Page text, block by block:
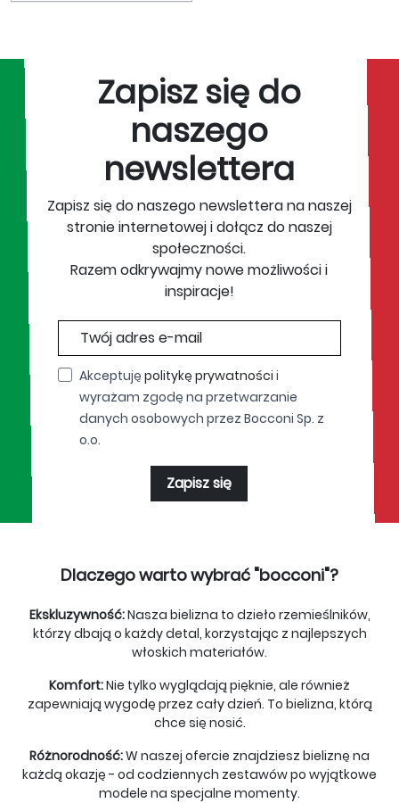
Zapisz się do
naszego
newslettera
Zapisz się do naszego newslettera na naszej
stronie internetowej i dołącz do naszej
społeczności.
Razem odkrywajmy nowe możliwości i
inspiracje!
Akceptujępolitykę prywatności i
wyrażam zgodę na przetwarzanie
danych osobowych przez Bocconi Sp. z
o.o.
Zapisz się
Dlaczego warto wybrać "bocconi"?
Ekskluzywność:Nasza bielizna to dzieło rzemieślników,
którzy dbają o każdy detal, korzystając z najlepszych
włoskich materiałów.
Komfort:Nie tylko wyglądają pięknie, ale również
zapewniają wygodę przez cały dzień. To bielizna, którą
chce się nosić.
Różnorodność:W naszej ofercie znajdziesz bieliznę na
każdą okazję - od codziennych zestawów po wyjątkowe
modele na specjalne momenty.